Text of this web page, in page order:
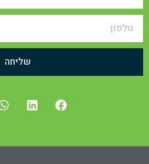
שליחה